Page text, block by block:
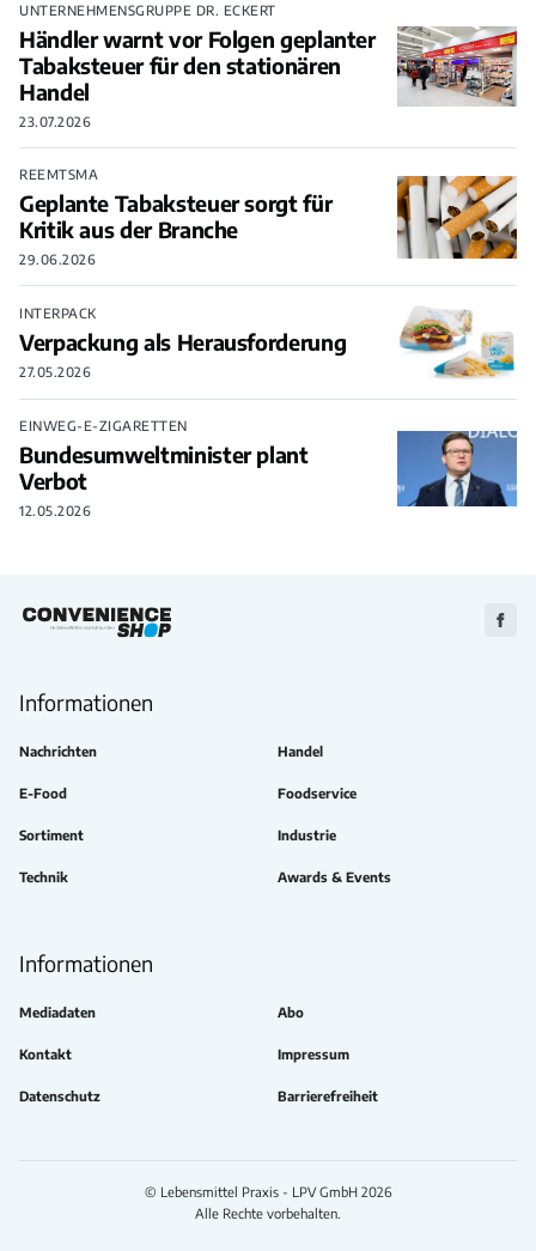
UNTERNEHMENSGRUPPE DR. ECKERT
Händler warnt vor Folgen geplanter
Tabaksteuer für den stationären
Handel
23.07.2026
REEMTSMA
Geplante Tabaksteuer sorgt für
Kritik aus der Branche
29.06.2026
INTERPACK
Verpackung als Herausforderung
27.05.2026
EINWEG-E-ZIGARETTEN
Bundesumweltminister plant
Verbot
12.05.2026
Zu
Informationen
Nachrichten Handel
E-Food Foodservice
Sortiment Industrie
Technik Awards & Events
Informationen
Mediadaten Abo
Kontakt Impressum
Datenschutz Barrierefreiheit
© Lebensmittel Praxis - LPV GmbH 2026
Alle Rechte vorbehalten.